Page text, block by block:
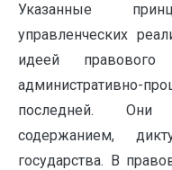
Указанные
управленческих
идеей правового
административно-
последней. Они
содержанием,
государства. В